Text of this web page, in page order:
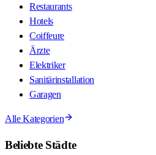
Restaurants
Hotels
Coiffeure
Ärzte
Elektriker
Sanitärinstallation
Garagen
Alle Kategorien
Beliebte Städte